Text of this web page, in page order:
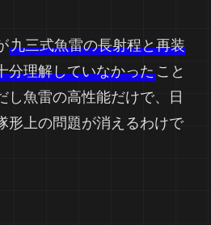
九三式魚雷の長射程と再装
分理解していなかったこと
し魚雷の高性能だけで、日
形上の問題が消えるわけで